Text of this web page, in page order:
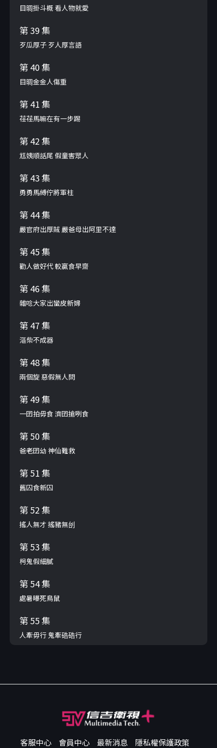
目晭掛斗概 看人物就愛
第 39 集
歹瓜厚子 歹人厚言語
第 40 集
目晭金金人傷重
第 41 集
荏荏馬嘛在有一步踢
第 42 集
尪姨順話尾 假童害眾人
第 43 集
勇勇馬縛佇將軍柱
第 44 集
嚴官府出厚賊 嚴爸母出阿里不達
第 45 集
勸人做好代 較贏食早齋
第 46 集
雜唸大家出蠻皮新婦
第 47 集
漚柴不成器
第 48 集
兩個旋 惡假無人問
第 49 集
一囝拍毋食 濟囝搶咧食
第 50 集
爸老囝幼 神仙難救
第 51 集
舊囚食新囚
第 52 集
搖人無才 搖豬無刣
第 53 集
枵鬼假細膩
第 54 集
處暑曝死鳥鼠
第 55 集
人牽毋行 鬼牽硞硞行
客服中心 會員中心 最新消息 隱私權保護政策